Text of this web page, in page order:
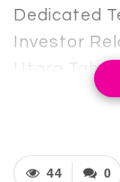
Dedicated
Investor
Utara
Tondano,
0
44